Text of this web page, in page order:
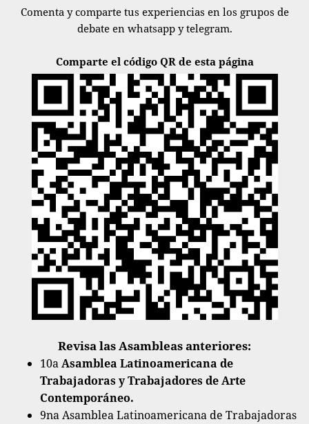
Comenta y comparte tus experiencias en los grupos de
debate en whatsappytelegram.
Comparte el código QR de esta página
Revisa las Asambleas anteriores:
10aAsamblea Latinoamericana de
Trabajadoras y Trabajadores de Arte
Contemporáneo.
9na Asamblea Latinoamericana de Trabajadoras